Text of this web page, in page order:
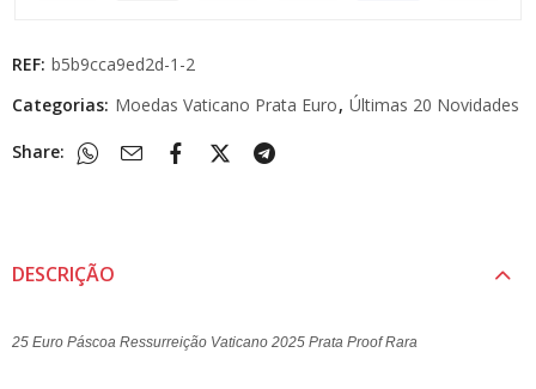
REF: b5b9cca9ed2d-1-2
Categorias: Moedas Vaticano Prata Euro, Últimas 20 Novidades
Share:
DESCRIÇÃO
25 Euro Páscoa Ressurreição Vaticano 2025 Prata Proof Rara